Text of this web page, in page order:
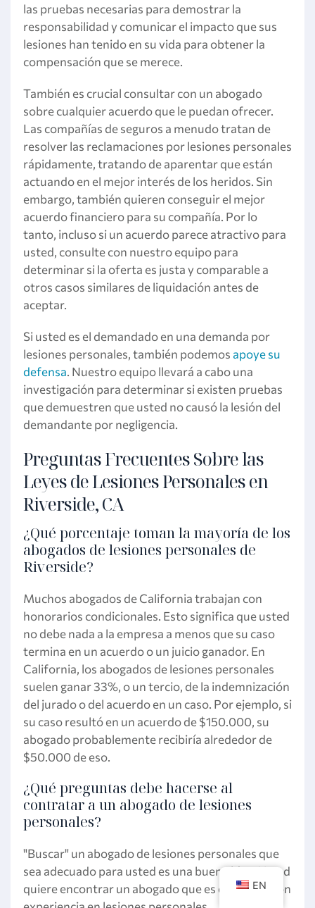
las pruebas necesarias para demostrar la
responsabilidad y comunicar el impacto que sus
lesiones han tenido en su vida para obtener la
compensación que se merece.
También es crucial consultar con un abogado
sobre cualquier acuerdo que le puedan ofrecer.
Las compañías de seguros a menudo tratan de
resolver las reclamaciones por lesiones personales
rápidamente, tratando de aparentar que están
actuando en el mejor interés de los heridos. Sin
embargo, también quieren conseguir el mejor
acuerdo financiero para su compañía. Por lo
tanto, incluso si un acuerdo parece atractivo para
usted, consulte con nuestro equipo para
determinar si la oferta es justa y comparable a
otros casos similares de liquidación antes de
aceptar.
Si usted es el demandado en una demanda por
lesiones personales, también podemos apoye su
defensa. Nuestro equipo llevará a cabo una
investigación para determinar si existen pruebas
que demuestren que usted no causó la lesión del
demandante por negligencia.
Preguntas Frecuentes Sobre las
Leyes de Lesiones Personales en
Riverside, CA
¿Qué porcentaje toman la mayoría de los
abogados de lesiones personales de
Riverside?
Muchos abogados de California trabajan con
honorarios condicionales. Esto significa que usted
no debe nada a la empresa a menos que su caso
termina en un acuerdo o un juicio ganador. En
California, los abogados de lesiones personales
suelen ganar 33%, o un tercio, de la indemnización
del jurado o del acuerdo en un caso. Por ejemplo, si
su caso resultó en un acuerdo de $150.000, su
abogado probablemente recibiría alrededor de
$50.000 de eso.
¿Qué preguntas debe hacerse al
contratar a un abogado de lesiones
personales?
"Buscar" un abogado de lesiones personales que
sea adecuado para usted es una buena idea. Usted
quiere encontrar un abogado que es experto y con
EN